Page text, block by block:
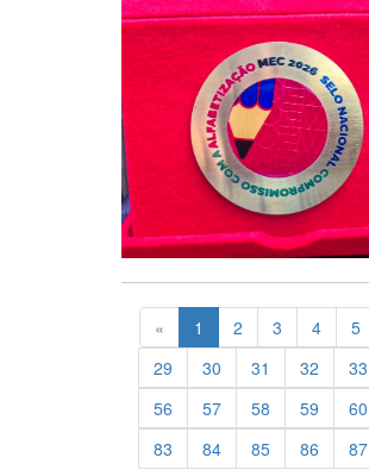
« Previous
1 2 3 4 5
29
30 31 32 33
56
57 58 59 60
83
84 85 86 87